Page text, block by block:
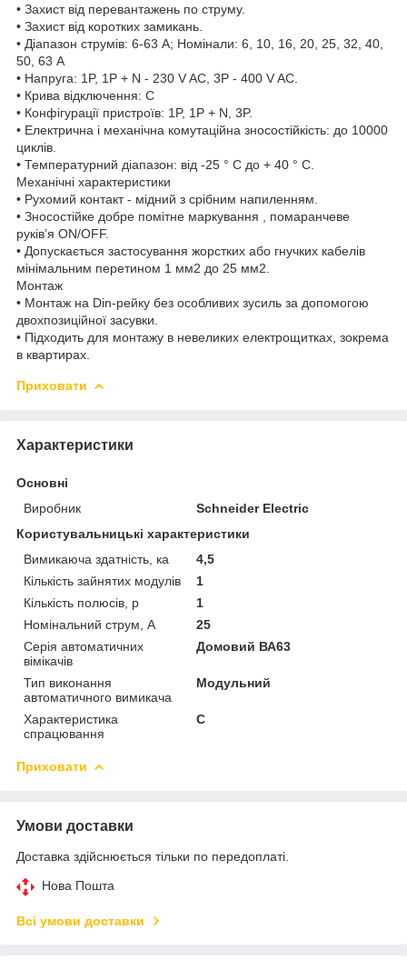
• Захист від перевантажень по струму.
• Захист від коротких замикань.
• Діапазон струмів: 6-63 А; Номінали: 6, 10, 16, 20, 25, 32, 40,
50, 63 A
• Напруга: 1P, 1P + N - 230 V AC, 3P - 400 V AC.
• Крива відключення: C
• Конфігурації пристроїв: 1P, 1P + N, 3P.
• Електрична і механічна комутаційна зносостійкість: до 10000
циклів.
• Температурний діапазон: від -25 ° С до + 40 ° С.
Механічні характеристики
• Рухомий контакт - мідний з срібним напиленням.
• Зносостійке добре помітне маркування , помаранчеве
руків’я ON/OFF.
• Допускається застосування жорстких або гнучких кабелів
мінімальним перетином 1 мм2 до 25 мм2.
Монтаж
• Монтаж на Din-рейку без особливих зусиль за допомогою
двохпозиційної засувки.
• Підходить для монтажу в невеликих електрощитках, зокрема
в квартирах.
Приховати
Характеристики
Основні
Виробник
Schneider Electric
Користувальницькі характеристики
Вимикаюча здатність, ка
4,5
Кількість зайнятих модулів
1
Кількість полюсів, p
1
Номінальний струм, A
25
Серія автоматичних
вімікачів
Домовий ВА63
Тип виконання
автоматичного вимикача
Модульний
Характеристика
спрацювання
C
Приховати
Умови доставки
Доставка здійснюється тільки по передоплаті.
Нова Пошта
Всі умови доставки